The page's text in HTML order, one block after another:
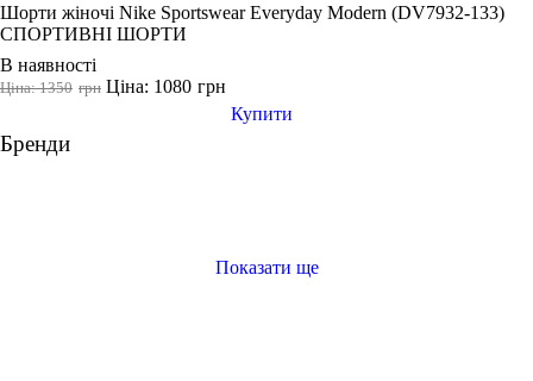
Шорти жіночі Nike Sportswear Everyday Modern (DV7932-133)
СПОРТИВНІ ШОРТИ
В наявності
грн
Ціна: 1350 грн
Ціна: 1080
Купити
Бренди
Показати ще